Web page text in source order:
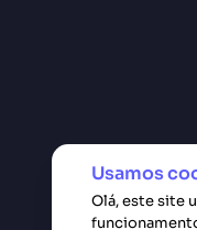
Usamos
Olá, este site